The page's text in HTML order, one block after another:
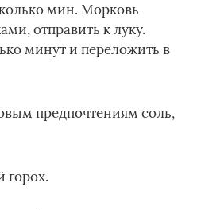
мин. Морковь
отправить к луку.
минут и переложить в
предпочтениям соль,
горох.